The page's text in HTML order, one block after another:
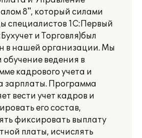
8", который силами
специалистов 1С:Первый
и Торговля)был
в нашей организации. Мы
ведения в
кадрового учета и
зарплаты. Программа
вести учет кадров и
его состав,
фиксировать выплату
платы, исчислять